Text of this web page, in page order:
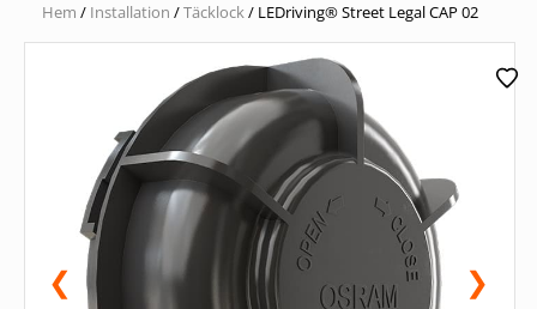
Hem / Installation /Täcklock/ LEDriving® Street Legal CAP 02
❮ ❯